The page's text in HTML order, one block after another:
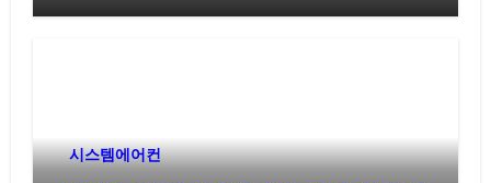
시스템에어컨